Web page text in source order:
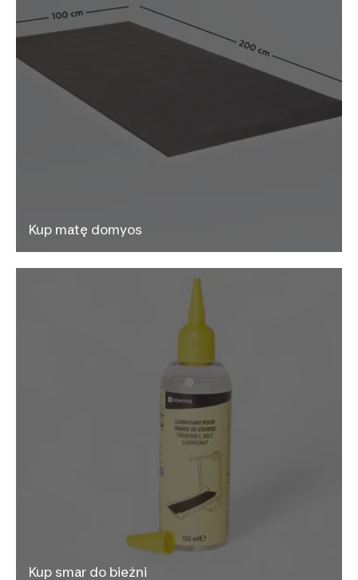
Kup matę domyos
Kup smar do bieżni